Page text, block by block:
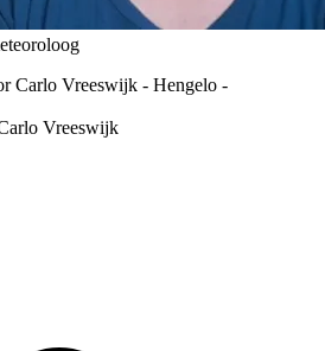
Vreeswijk